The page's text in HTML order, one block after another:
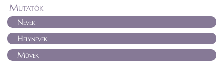
Mutatók
Nevek
Helynevek
Művek